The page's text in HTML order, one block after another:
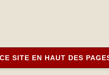
SITE EN HAUT DES